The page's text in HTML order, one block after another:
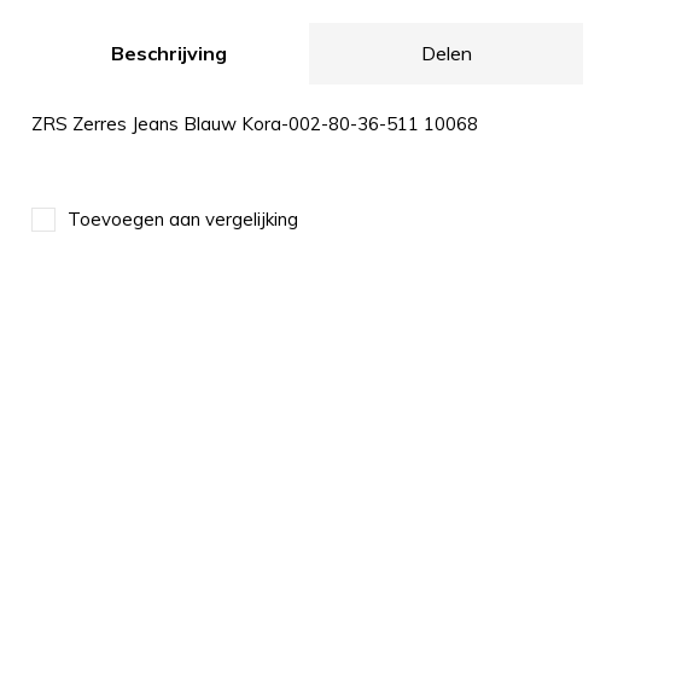
Beschrijving Delen
ZRS Zerres Jeans Blauw Kora-002-80-36-511 10068
Toevoegen aan vergelijking